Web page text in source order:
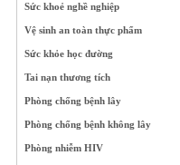
Sức khoẻ nghề nghiệp
Vệ sinh an toàn thực phẩm
Sức khỏe học đường
Tai nạn thương tích
Phòng chống bệnh lây
Phòng chống bệnh không lây
Phòng nhiễm HIV